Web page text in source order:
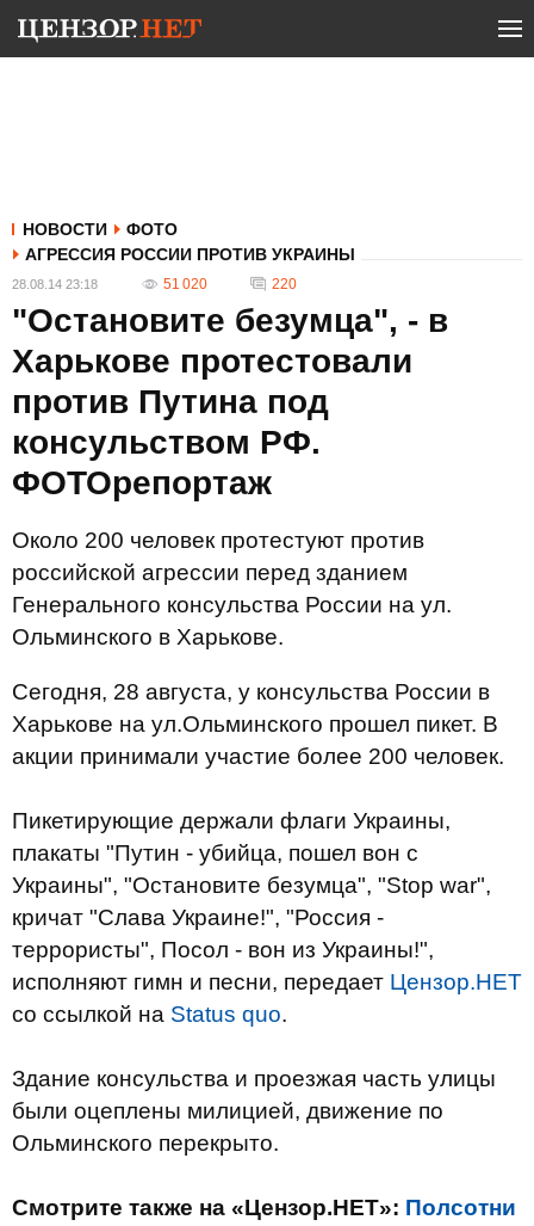
НОВОСТИ
ФОТО
АГРЕССИЯ РОССИИ ПРОТИВ УКРАИНЫ
28.08.14 23:18 51 020 220
"Остановите безумца", - в
Харькове протестовали
против Путина под
консульством РФ.
ФОТОрепортаж
Около 200 человек протестуют против
российской агрессии перед зданием
Генерального консульства России на ул.
Ольминского в Харькове.
Сегодня, 28 августа, у консульства России в
Харькове на ул.Ольминского прошел пикет. В
акции принимали участие более 200 человек.
Пикетирующие держали флаги Украины,
плакаты "Путин - убийца, пошел вон с
Украины", "Остановите безумца", "Stop war",
кричат "Слава Украине!", "Россия -
террористы", Посол - вон из Украины!",
исполняют гимн и песни, передает Цензор.НЕТ
со ссылкой на Status quo.
Здание консульства и проезжая часть улицы
были оцеплены милицией, движение по
Ольминского перекрыто.
Смотрите также на «Цензор.НЕТ»: Полсотни